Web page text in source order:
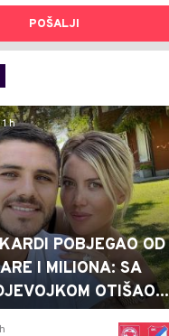
POŠALJI
h
POBJEGAO OD
I MILIONA: SA
OTIŠAO...